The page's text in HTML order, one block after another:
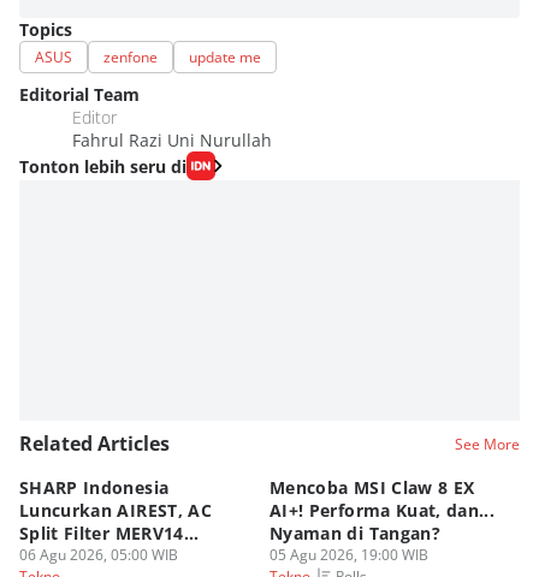
Topics
ASUS zenfone update me
Editorial Team
Editor
Fahrul Razi Uni Nurullah
Tonton lebih seru di
Related Articles See More
SHARP Indonesia
Luncurkan AIREST, AC
Split Filter MERV14
Perdana!
06 Agu 2026, 05:00 WIB
Mencoba MSI Claw 8 EX
AI+! Performa Kuat, dan...
Nyaman di Tangan?
05 Agu 2026, 19:00 WIB